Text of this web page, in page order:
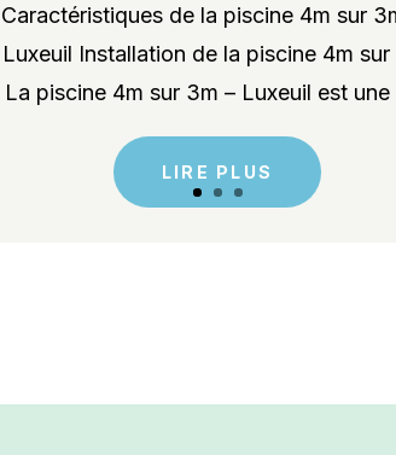
de la piscine 4m sur
Installation de la piscine 4m
piscine 4m sur 3m – Luxeuil est
LIRE PLUS